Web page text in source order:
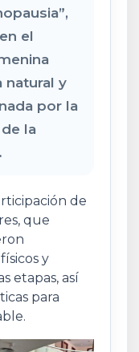
el
natural y
por la
la
de
que
y
etapas, así
para